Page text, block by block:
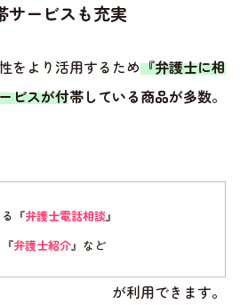
サービスも充実
をより活用するため『弁護士に相
ビスが付帯している商品が多数。
『弁護士電話相談』
弁護士紹介』など
が利用できます。